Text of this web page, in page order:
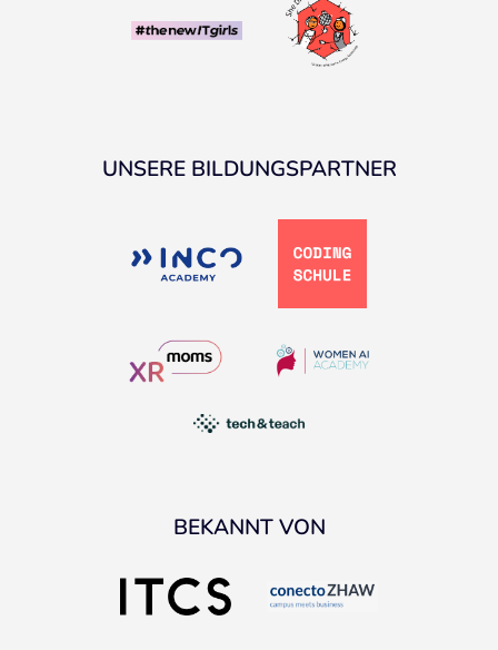
UNSERE BILDUNGSPARTNER
BEKANNT VON